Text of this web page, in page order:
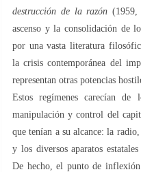
destrucción de la razón (1959,
ascenso y la consolidación de
por una vasta literatura
la crisis contemporánea del
representan otras potencias
Estos regímenes carecían de
manipulación y control del
que tenían a su alcance: la
y los diversos aparatos
De hecho, el punto de